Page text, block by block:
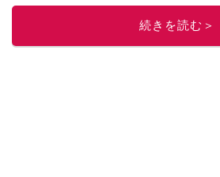
このイチオ
続きを読む＞